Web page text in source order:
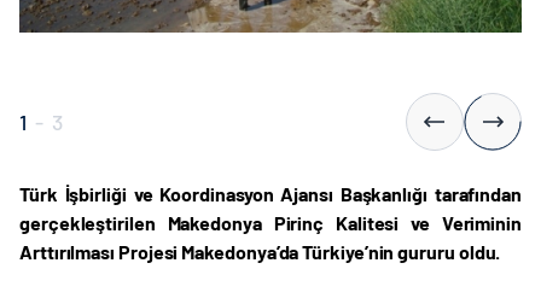
1 - 3
Türk İşbirliği ve Koordinasyon Ajansı Başkanlığı tarafından
gerçekleştirilen Makedonya Pirinç Kalitesi ve Veriminin
Arttırılması Projesi Makedonya’da Türkiye’nin gururu oldu.